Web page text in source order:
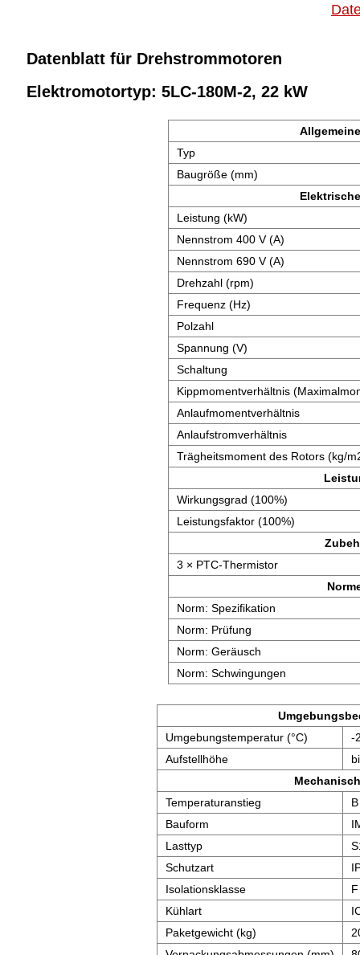
Datenblatt für Drehstrommotoren
Elektromotortyp: 5LC-180M-2, 22 kW
Typ
Baugröße (mm)
Leistung (kW)
Nennstrom 400 V (A)
Nennstrom 690 V (A)
Drehzahl (rpm)
Frequenz (Hz)
Polzahl
Spannung (V)
Schaltung
Kippmomentverhältnis
Anlaufmomentverhältnis
Anlaufstromverhältnis
Trägheitsmoment des Rotors (kg/
Wirkungsgrad (100%)
Leistungsfaktor (100%)
3 × PTC-Thermistor
Norm: Spezifikation
Norm: Prüfung
Norm: Geräusch
Norm: Schwingungen
Umgebungstemperatur (°C)
-
Aufstellhöhe
Temperaturanstieg
B
Bauform
Lasttyp
Schutzart
Isolationsklasse
F
Kühlart
Paketgewicht (kg)